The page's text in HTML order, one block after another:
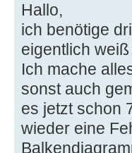
Hallo,
ich benötige
eigentlich
Ich mache
sonst auch
es jetzt schon
wieder eine